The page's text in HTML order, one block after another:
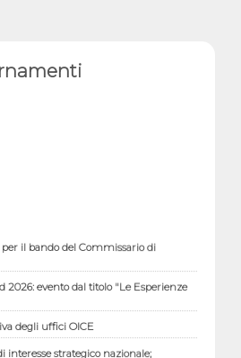
il bando del Commissario di
2026: evento dal titolo "Le Esperienze
degli uffici OICE
interesse strategico nazionale;